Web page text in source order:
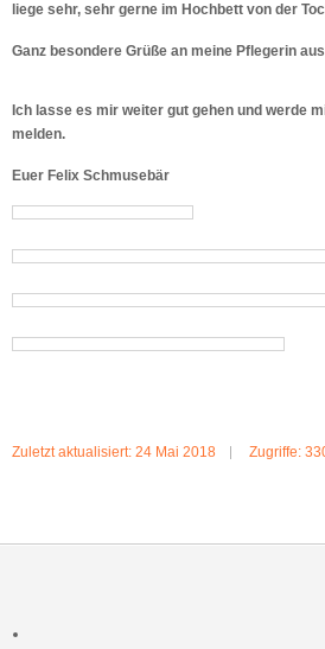
liege sehr, sehr gerne im Hochbett von der
Ganz besondere Grüße an meine Pflegerin
Ich lasse es mir weiter gut gehen und werde
melden.
Euer Felix Schmusebär
Zuletzt aktualisiert: 24 Mai 2018 Zugriffe: